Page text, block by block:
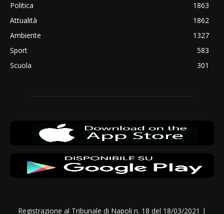
Politica
1863
Attualità
1862
Ambiente
1327
Sport
583
Scuola
301
Registrazione al Tribunale di Napoli n. 18 del 18/03/2021 |